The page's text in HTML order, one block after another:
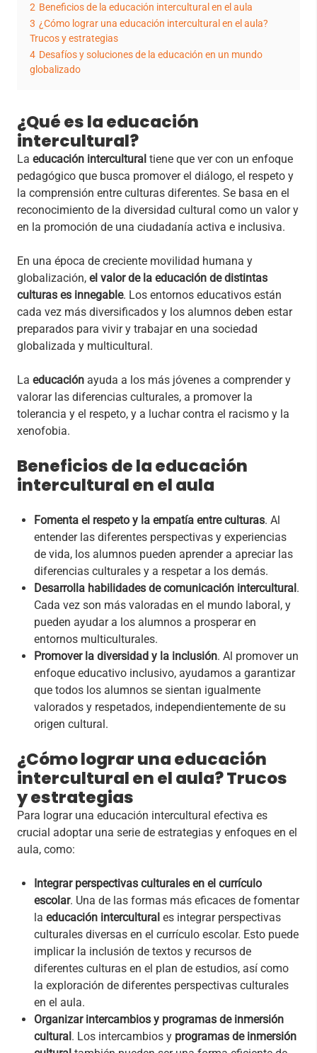
2 Beneficios de la educación intercultural en el aula
3 ¿Cómo lograr una educación intercultural en el aula?
Trucos y estrategias
4 Desafíos y soluciones de la educación en un mundo
globalizado
¿Qué es la educación
intercultural?
La educación intercultural tiene que ver con un enfoque
pedagógico que busca promover el diálogo, el respeto y
la comprensión entre culturas diferentes. Se basa en el
reconocimiento de la diversidad cultural como un valor y
en la promoción de una ciudadanía activa e inclusiva.
En una época de creciente movilidad humana y
globalización, el valor de la educación de distintas
culturas es innegable. Los entornos educativos están
cada vez más diversificados y los alumnos deben estar
preparados para vivir y trabajar en una sociedad
globalizada y multicultural.
La educación ayuda a los más jóvenes a comprender y
valorar las diferencias culturales, a promover la
tolerancia y el respeto, y a luchar contra el racismo y la
xenofobia.
Beneficios de la educación
intercultural en el aula
Fomenta el respeto y la empatía entre culturas. Al
entender las diferentes perspectivas y experiencias
de vida, los alumnos pueden aprender a apreciar las
diferencias culturales y a respetar a los demás.
Desarrolla habilidades de comunicación intercultural.
Cada vez son más valoradas en el mundo laboral, y
pueden ayudar a los alumnos a prosperar en
entornos multiculturales.
Promover la diversidad y la inclusión. Al promover un
enfoque educativo inclusivo, ayudamos a garantizar
que todos los alumnos se sientan igualmente
valorados y respetados, independientemente de su
origen cultural.
¿Cómo lograr una educación
intercultural en el aula? Trucos
y estrategias
Para lograr una educación intercultural efectiva es
crucial adoptar una serie de estrategias y enfoques en el
aula, como:
Integrar perspectivas culturales en el currículo
escolar. Una de las formas más eficaces de fomentar
la educación intercultural es integrar perspectivas
culturales diversas en el currículo escolar. Esto puede
implicar la inclusión de textos y recursos de
diferentes culturas en el plan de estudios, así como
la exploración de diferentes perspectivas culturales
en el aula.
Organizar intercambios y programas de inmersión
cultural. Los intercambios y programas de inmersión